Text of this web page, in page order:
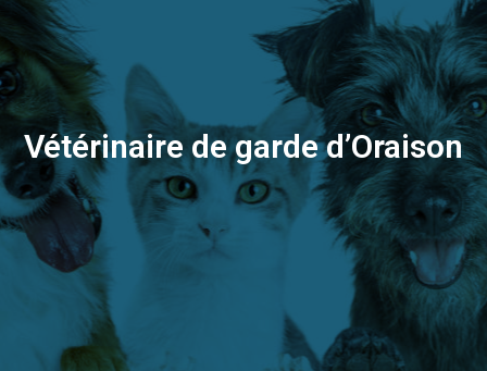
Vétérinaire de garde d’Oraison